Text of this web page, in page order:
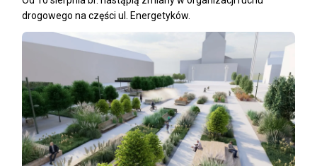
drogowego na części ul. Energetyków.